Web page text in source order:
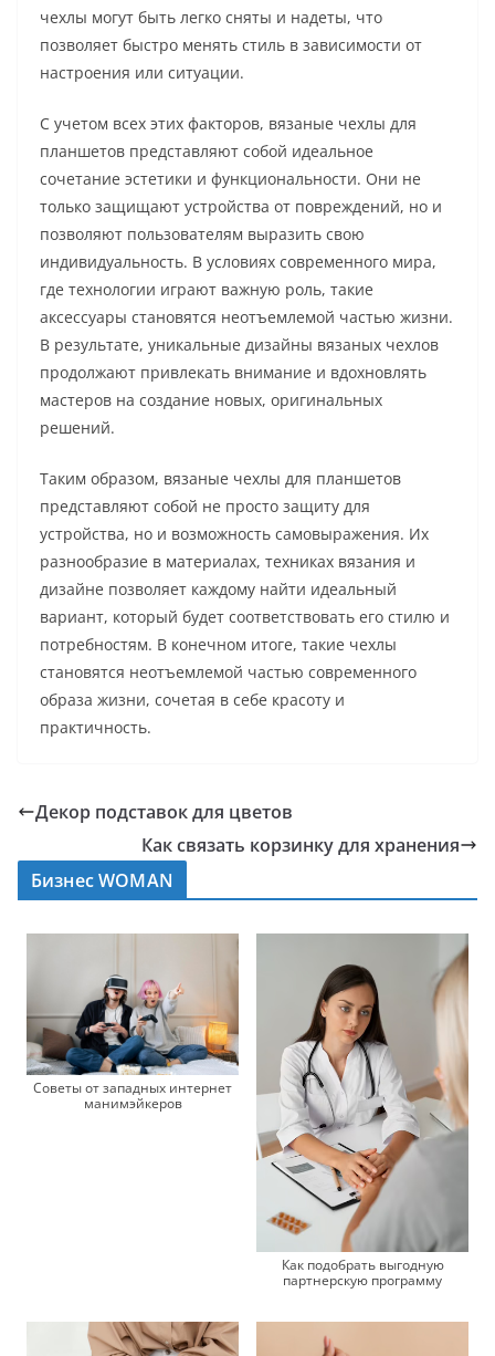
чехлы могут быть легко сняты и надеты, что
позволяет быстро менять стиль в зависимости от
настроения или ситуации.
С учетом всех этих факторов, вязаные чехлы для
планшетов представляют собой идеальное
сочетание эстетики и функциональности. Они не
только защищают устройства от повреждений, но и
позволяют пользователям выразить свою
индивидуальность. В условиях современного мира,
где технологии играют важную роль, такие
аксессуары становятся неотъемлемой частью жизни.
В результате, уникальные дизайны вязаных чехлов
продолжают привлекать внимание и вдохновлять
мастеров на создание новых, оригинальных
решений.
Таким образом, вязаные чехлы для планшетов
представляют собой не просто защиту для
устройства, но и возможность самовыражения. Их
разнообразие в материалах, техниках вязания и
дизайне позволяет каждому найти идеальный
вариант, который будет соответствовать его стилю и
потребностям. В конечном итоге, такие чехлы
становятся неотъемлемой частью современного
образа жизни, сочетая в себе красоту и
практичность.
Декор подставок для цветов
Как связать корзинку для хранения
Бизнес WOMAN
Советы от западных интернет
манимэйкеров
Как подобрать выгодную
партнерскую программу